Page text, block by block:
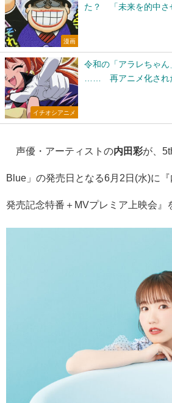
漫画
た？ 「未来を的中さ
イチオシアニメ
令和の「アラレちゃん
…… 再アニメ化され
声優・アーティストの内田彩が、
Blue」の発売日となる6月2日(水)に『
発売記念特番＋MVプレミア上映会』